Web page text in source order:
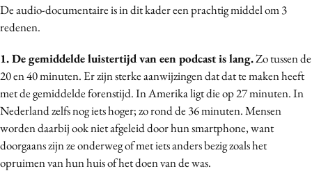
De audio-documentaire is in dit kader een prachtig middel om 3
redenen.
1. De gemiddelde luistertijd van een podcast is lang.Zo tussen de
20 en 40 minuten. Er zijn sterke aanwijzingen dat dat te maken heeft
met de gemiddelde forenstijd. In Amerika ligt die op 27 minuten. In
Nederland zelfs nog iets hoger; zo rond de 36 minuten. Mensen
worden daarbij ook niet afgeleid door hun smartphone, want
doorgaans zijn ze onderweg of met iets anders bezig zoals het
opruimen van hun huis of het doen van de was.